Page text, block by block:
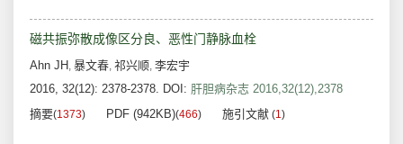
磁共振弥散成像区分良、恶性门静脉血栓
Ahn JH , 暴文春, 祁兴顺, 李宏宇
2016, 32(12): 2378-2378. DOI: 肝胆病杂志 2016,32(12),2378
摘要(1373) PDF (942KB)(466) 施引文献 (1)